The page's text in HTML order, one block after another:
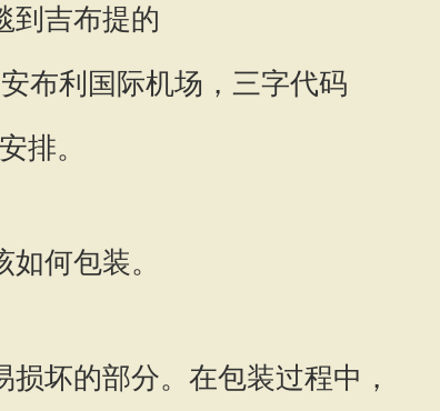
到吉布提的
布利国际机场，三字代码
排。
何包装。
坏的部分。在包装过程中，